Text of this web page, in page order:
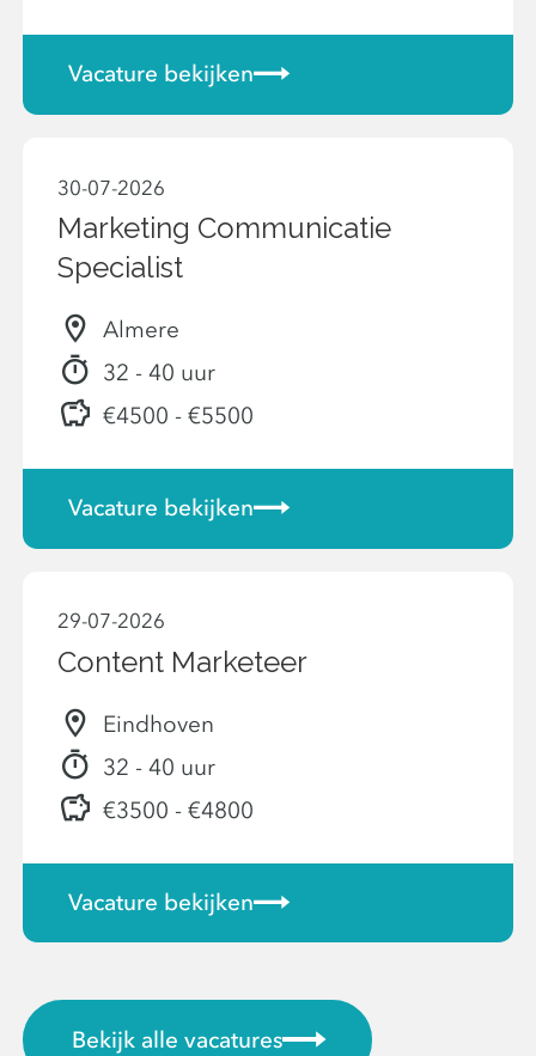
Vacature bekijken
30-07-2026
Marketing Communicatie
Specialist
Almere
32 - 40 uur
€4500 - €5500
Vacature bekijken
29-07-2026
Content Marketeer
Eindhoven
32 - 40 uur
€3500 - €4800
Vacature bekijken
Bekijk alle vacatures